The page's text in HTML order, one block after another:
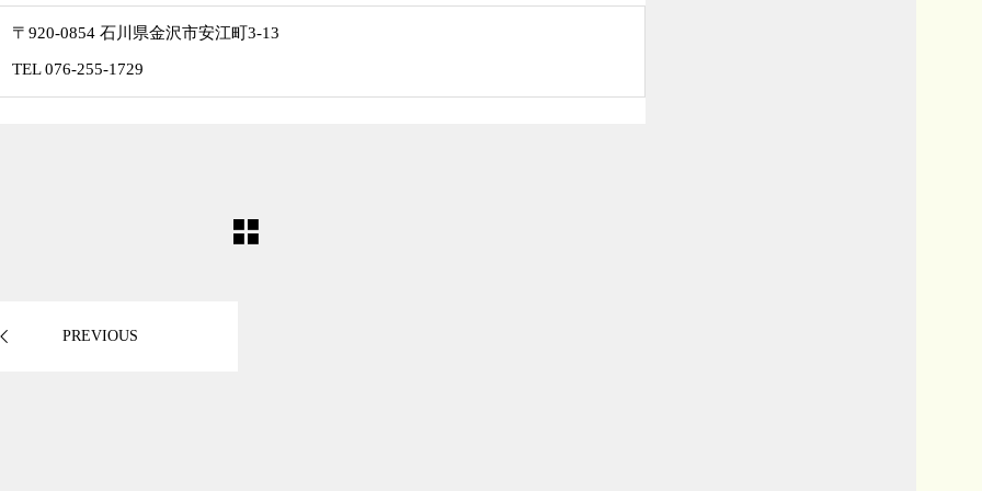
〒920-0854 石川県金沢市安江町3-13
TEL 076-255-1729
PREVIOUS